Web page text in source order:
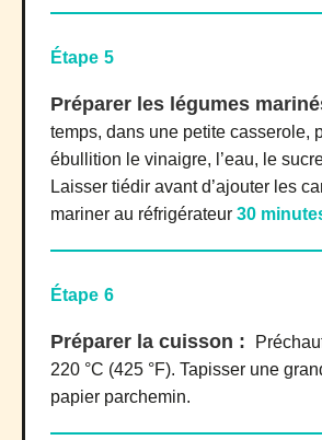
Étape 5
Préparer les légumes
temps, dans une petite casserole,
ébullition le vinaigre, l’eau, le
Laisser tiédir avant d’ajouter les
mariner au réfrigérateur 30
Étape 6
Préparer la cuisson :
220 °C (425 °F). Tapisser une
papier parchemin.